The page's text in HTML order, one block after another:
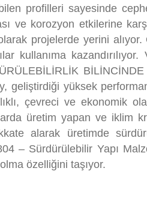
profilleri sayesinde
ve korozyon etkilerine
projelerde yerini
kullanıma
geliştirdiği yüksek
çevreci ve ekonomik
üretim yapan ve iklim
alarak üretimde
– Sürdürülebilir Yapı
özelliğini taşıyor.